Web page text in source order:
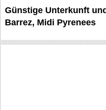
Günstige Unterkunft
Barrez, Midi Pyrenees